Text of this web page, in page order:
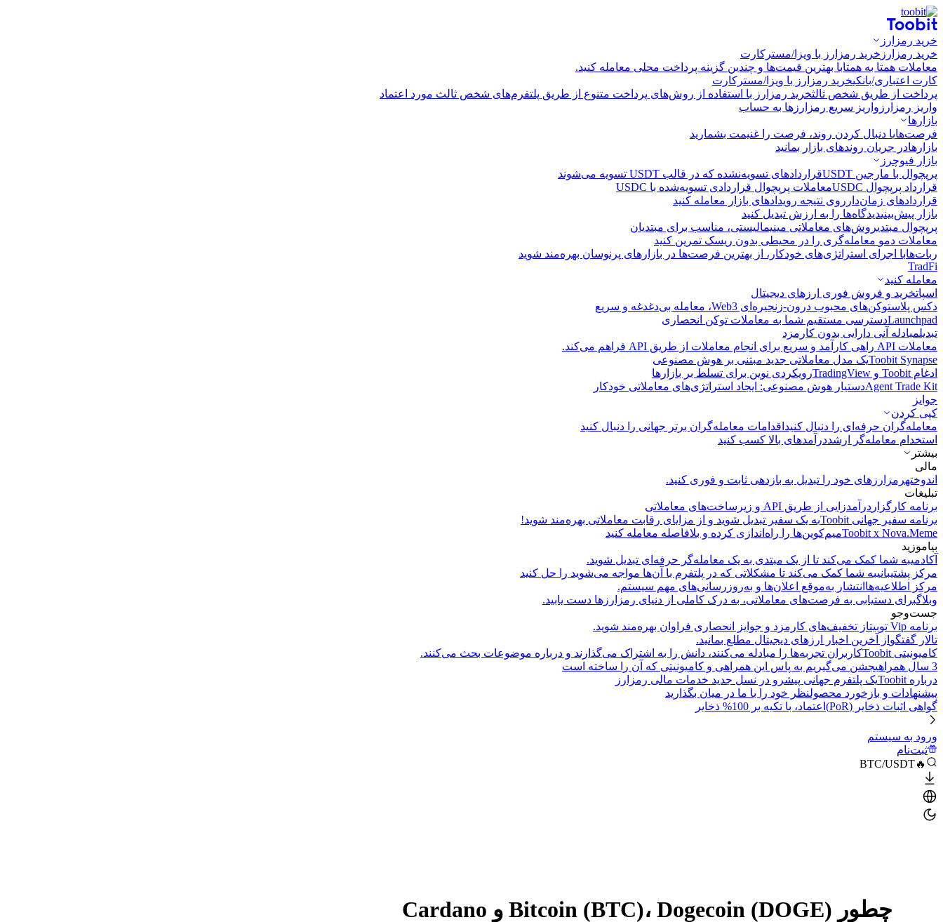
خرید رمزارز
خرید رمزارز خرید رمزارز با ویزا/مسترکارت
معاملات همتا به همتابا بهترین قیمت‌ها و چندین گزینه پرداخت محلی معامله کنید.
کارت اعتباری/بانکیخرید رمزارز با ویزا/مسترکارت
پرداخت از طریق شخص ثالثخرید رمزارز با استفاده از روش‌های پرداخت متنوع از طریق پلتفرم‌های شخص ثالث مورد اعتماد
واریز رمزارز واریز سریع رمزارزها به حساب
بازارها
فرصت‌هابا دنبال کردن روند، فرصت را غنیمت بشمارید
بازارهادر جریان روندهای بازار بمانید
بازار فیوچرز
پرپچوال با مارجین USDT
قراردادهای تسویه‌نشده که در قالب USDT تسویه می‌شوند
قرارداد پرپچوال USDC
معاملات پرپچوال قراردادی تسویه‌شده با USDC
قراردادهای زمان‌دار روی نتیجه رویدادهای بازار معامله کنید
بازار پیش‌بینیدیدگاه‌ها را به ارزش تبدیل کنید
پرپچوال مبتدیروش‌های معاملاتی مینیمالیستی، مناسب برای مبتدیان
معاملات دمو معامله‌گری را در محیطی بدون ریسک تمرین کنید
ربات‌هابا اجرای استراتژی‌های خودکار، از بهترین فرصت‌ها در بازارهای پرنوسان بهره‌مند شوید
TradFi
معامله کنید
اسپاتخرید و فروش فوری ارزهای دیجیتال
دکس پلاستوکن‌های محبوب درون-زنجیره‌ای Web3، معامله بی‌دغدغه و سریع
Launchpadدسترسی مستقیم شما به معاملات توکن انحصاری
تبدیلمبادله آنی دارایی بدون کارمزد
معاملات API
راهی کارآمد و سریع برای انجام معاملات از طریق API فراهم می‌کند.
Toobit Synapseیک مدل معاملاتی جدید مبتنی بر هوش مصنوعی
ادغام Toobit و TradingView
رویکردی نوین برای تسلط بر بازارها
Agent Trade Kitدستیار هوش مصنوعی: ایجاد استراتژی‌های معاملاتی خودکار
جوایز
کپی‌ کردن
معامله‌گران حرفه‌ای را دنبال کنید اقدامات معامله‌گران برتر جهانی را دنبال کنید
استخدام معامله‌گر ارشددرآمد‌های بالا کسب کنید
بیشتر
مالی
اندوختهرمزارزهای خود را تبدیل به بازدهی ثابت و فوری کنید.
تبلیغات
برنامه کارگزار درآمدزایی از طریق API و زیرساخت‌های معاملاتی
برنامه سفیر جهانی Toobit
به یک سفیر تبدیل شوید و از مزایای رقابت معاملاتی بهره‌مند شوید!
Toobit x Nova.Memeمیم‌کوین‌ها را راه‌اندازی کرده و بلافاصله معامله کنید
بیاموزید
آکادمیبه شما کمک می‌کند تا از یک مبتدی به یک معامله‌گر حرفه‌ای تبدیل شوید.
مرکز پشتیبانیبه شما کمک می‌کند تا مشکلاتی که در پلتفرم با آن‌ها مواجه می‌شوید را حل کنید
مرکز اطلاعیه‌ها انتشار به‌موقع اعلان‌ها و به‌روزرسانی‌های مهم سیستم.
وبلاگبرای دستیابی به فرصت‌های معاملاتی، به درک کاملی از دنیای رمزارزها دست یابید.
جست‌وجو
برنامه Vip توبیت
از تخفیف‌های کارمزد و جوایز انحصاری فراوان بهره‌مند شوید.
تالار گفتگو از آخرین اخبار ارزهای دیجیتال مطلع بمانید.
کامیونیتی Toobit
کاربران تجربه‌ها را مبادله می‌کنند، دانش را به اشتراک می‌گذارند و درباره موضوعات بحث می‌کنند.
3 سال همراهی
جشن می‌گیریم به پاس این همراهی و کامیونیتی که آن را ساخته است
درباره Toobit
یک پلتفرم جهانی پیشرو در نسل جدید خدمات مالی رمزارز
پیشنهادات و بازخورد محصولنظر خود را با ما در میان بگذارید
گواهی اثبات ذخایر (PoR)
اعتماد، با تکیه بر 100% ذخایر
ورود به سیستم
ثبت‌نام
🔥BTC/USDT
چطور Bitcoin (BTC)، Dogecoin (DOGE) و Cardano